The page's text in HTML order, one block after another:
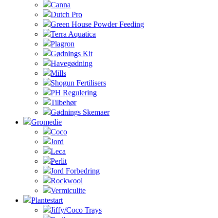
Canna
Dutch Pro
Green House Powder Feeding
Terra Aquatica
Plagron
Gødnings Kit
Havegødning
Mills
Shogun Fertilisers
PH Regulering
Tilbehør
Gødnings Skemaer
Gromedie
Coco
Jord
Leca
Perlit
Jord Forbedring
Rockwool
Vermiculite
Plantestart
Jiffy/Coco Trays